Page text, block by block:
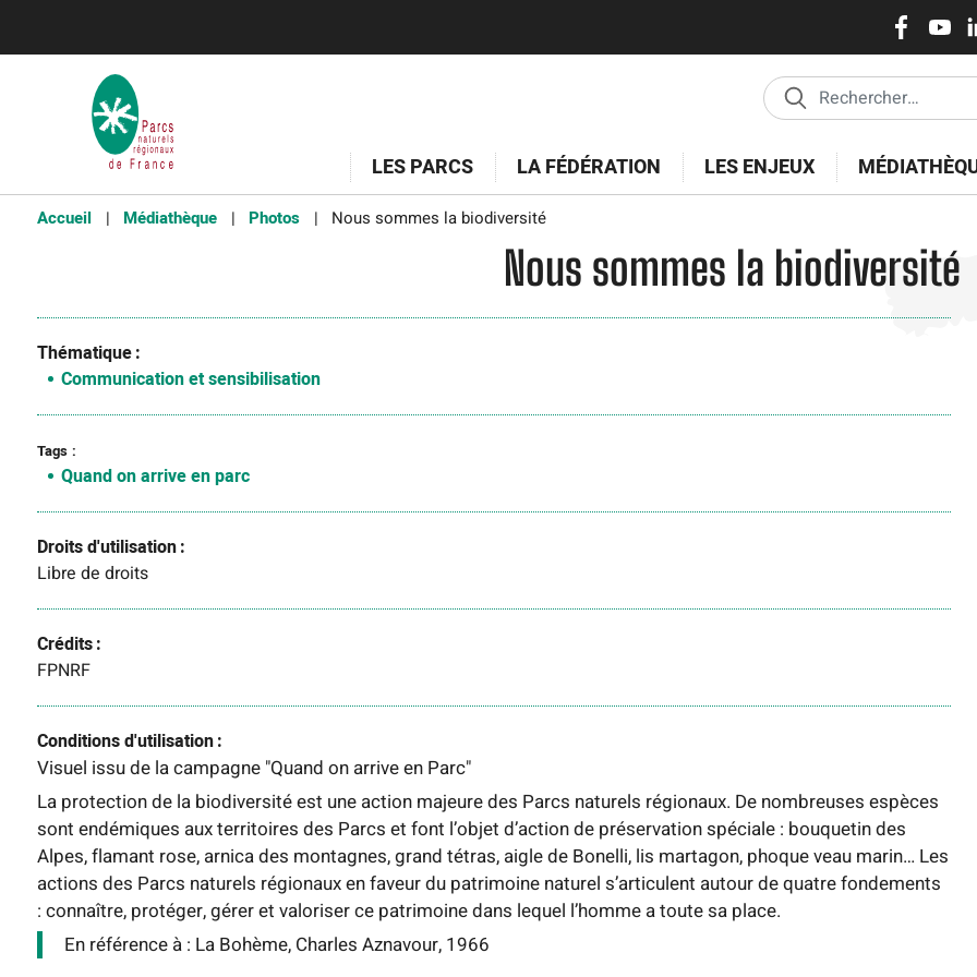
principal
Réseaux
sociaux
LES PARCS LA FÉDÉRATION LES ENJEUX
Accueil Médiathèque Photos Nous sommes la biodiversité
Nous sommes la biodiversité
Thématique
Communication et sensibilisation
Tags
Quand on arrive en parc
Droits d'utilisation
Libre de droits
Crédits
FPNRF
Conditions d'utilisation
Visuel issu de la campagne "Quand on arrive en Parc"
La protection de la biodiversité est une action majeure des Parcs naturels régionaux. De nombreuses espèces
sont endémiques aux territoires des Parcs et font l’objet d’action de préservation spéciale : bouquetin des
Alpes, flamant rose, arnica des montagnes, grand tétras, aigle de Bonelli, lis martagon, phoque veau marin… Les
actions des Parcs naturels régionaux en faveur du patrimoine naturel s’articulent autour de quatre fondements
: connaître, protéger, gérer et valoriser ce patrimoine dans lequel l’homme a toute sa place.
En référence à : La Bohème, Charles Aznavour, 1966